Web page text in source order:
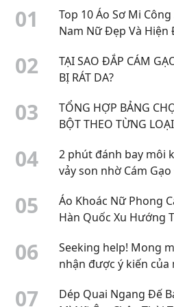
01
Top 10 Áo Sơ Mi Công
Nam Nữ Đẹp Và Hiện
02
TẠI SAO ĐẮP CÁM
BỊ RÁT DA?
03
TỔNG HỢP BẢNG
BỘT THEO TỪNG
04
2 phút đánh bay môi
vảy son nhờ Cám Gạo
05
Áo Khoác Nữ Phong
Hàn Quốc Xu Hướng
Thích Hiện Nay Năm
06
Seeking help! Mong
nhận được ý kiến của
viện thẩm mỹ
07
Dép Quai Ngang Đế